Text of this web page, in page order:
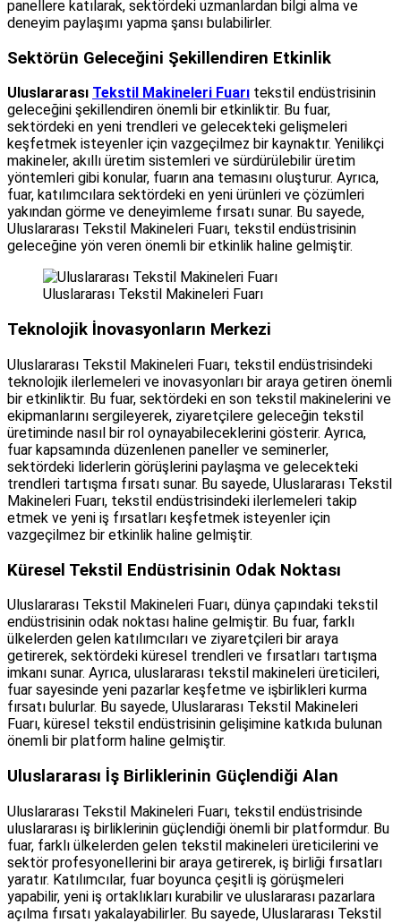
panellere katılarak, sektördeki uzmanlardan bilgi alma ve
deneyim paylaşımı yapma şansı bulabilirler.
Sektörün Geleceğini Şekillendiren Etkinlik
Uluslararası Tekstil Makineleri Fuarı tekstil endüstrisinin
geleceğini şekillendiren önemli bir etkinliktir. Bu fuar,
sektördeki en yeni trendleri ve gelecekteki gelişmeleri
keşfetmek isteyenler için vazgeçilmez bir kaynaktır. Yenilikçi
makineler, akıllı üretim sistemleri ve sürdürülebilir üretim
yöntemleri gibi konular, fuarın ana temasını oluşturur. Ayrıca,
fuar, katılımcılara sektördeki en yeni ürünleri ve çözümleri
yakından görme ve deneyimleme fırsatı sunar. Bu sayede,
Uluslararası Tekstil Makineleri Fuarı, tekstil endüstrisinin
geleceğine yön veren önemli bir etkinlik haline gelmiştir.
Uluslararası Tekstil Makineleri Fuarı
Teknolojik İnovasyonların Merkezi
Uluslararası Tekstil Makineleri Fuarı, tekstil endüstrisindeki
teknolojik ilerlemeleri ve inovasyonları bir araya getiren önemli
bir etkinliktir. Bu fuar, sektördeki en son tekstil makinelerini ve
ekipmanlarını sergileyerek, ziyaretçilere geleceğin tekstil
üretiminde nasıl bir rol oynayabileceklerini gösterir. Ayrıca,
fuar kapsamında düzenlenen paneller ve seminerler,
sektördeki liderlerin görüşlerini paylaşma ve gelecekteki
trendleri tartışma fırsatı sunar. Bu sayede, Uluslararası Tekstil
Makineleri Fuarı, tekstil endüstrisindeki ilerlemeleri takip
etmek ve yeni iş fırsatları keşfetmek isteyenler için
vazgeçilmez bir etkinlik haline gelmiştir.
Küresel Tekstil Endüstrisinin Odak Noktası
Uluslararası Tekstil Makineleri Fuarı, dünya çapındaki tekstil
endüstrisinin odak noktası haline gelmiştir. Bu fuar, farklı
ülkelerden gelen katılımcıları ve ziyaretçileri bir araya
getirerek, sektördeki küresel trendleri ve fırsatları tartışma
imkanı sunar. Ayrıca, uluslararası tekstil makineleri üreticileri,
fuar sayesinde yeni pazarlar keşfetme ve işbirlikleri kurma
fırsatı bulurlar. Bu sayede, Uluslararası Tekstil Makineleri
Fuarı, küresel tekstil endüstrisinin gelişimine katkıda bulunan
önemli bir platform haline gelmiştir.
Uluslararası İş Birliklerinin Güçlendiği Alan
Uluslararası Tekstil Makineleri Fuarı, tekstil endüstrisinde
uluslararası iş birliklerinin güçlendiği önemli bir platformdur. Bu
fuar, farklı ülkelerden gelen tekstil makineleri üreticilerini ve
sektör profesyonellerini bir araya getirerek, iş birliği fırsatları
yaratır. Katılımcılar, fuar boyunca çeşitli iş görüşmeleri
yapabilir, yeni iş ortaklıkları kurabilir ve uluslararası pazarlara
açılma fırsatı yakalayabilirler. Bu sayede, Uluslararası Tekstil